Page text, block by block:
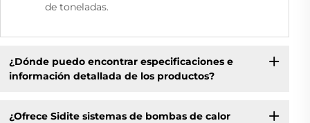
de toneladas.
¿Dónde puedo encontrar especificaciones e
información detallada de los productos?
¿Ofrece Sidite sistemas de bombas de calor